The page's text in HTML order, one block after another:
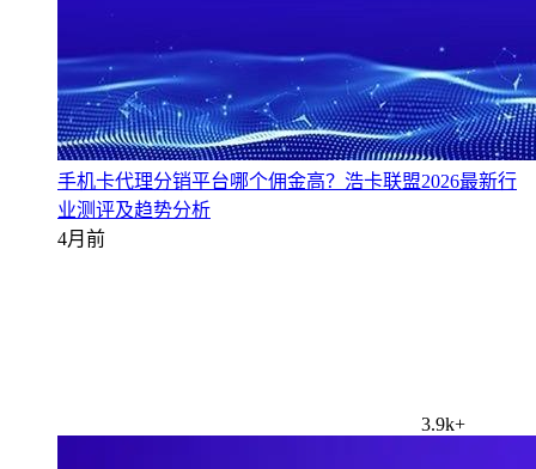
手机卡代理分销平台哪个佣金高？浩卡联盟2026最新行
业测评及趋势分析
4月前
3.9k+